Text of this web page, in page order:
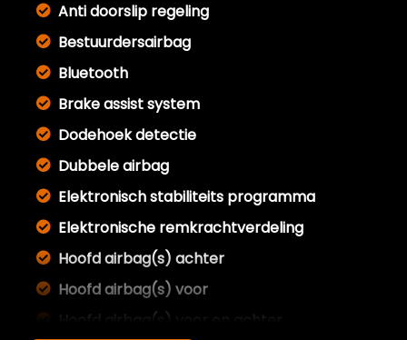
Anti doorslip regeling
Bestuurdersairbag
Bluetooth
Brake assist system
Dodehoek detectie
Dubbele airbag
Elektronisch stabiliteits programma
Elektronische remkrachtverdeling
Hoofd airbag(s) achter
Hoofd airbag(s) voor
Hoofd airbag(s) voor en achter